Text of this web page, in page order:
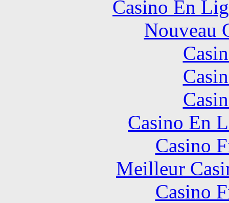
Casino En
Nouveau
Casino En
Casino
Meilleur
Casino